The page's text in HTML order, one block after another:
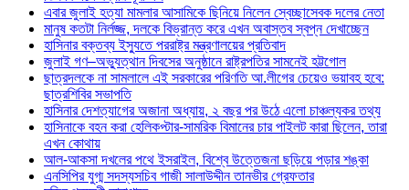
এবার জুলাই হত্যা মামলার আসামিকে ছিনিয়ে নিলেন স্বেচ্ছাসেবক দলের নেতা
মানুষ কতটা নির্লজ্জ, দলকে বিভ্রান্ত করে এখন অবাস্তব স্বপ্ন দেখাচ্ছেন
হাসিনার বক্তব্য ইস্যুতে পররাষ্ট্র মন্ত্রণালয়ের প্রতিবাদ
জুলাই গণ–অভ্যুত্থান দিবসের অনুষ্ঠানে রাষ্ট্রপতির সামনেই হট্টগোল
ছাত্রদলকে না সামলালে এই সরকারের পরিণতি আ.লীগের চেয়েও ভয়াবহ হবে:
ছাত্রশিবির সভাপতি
হাসিনার দেশত্যাগের অজানা অধ্যায়, ২ বছর পর উঠে এলো চাঞ্চল্যকর তথ্য
হাসিনাকে বহন করা হেলিকপ্টার-সামরিক বিমানের চার পাইলট কারা ছিলেন, তারা
এখন কোথায়
আল-আকসা দখলের পথে ইসরাইল, বিশ্বে উত্তেজনা ছড়িয়ে পড়ার শঙ্কা
এনসিপির যুগ্ম সদস্যসচিব গাজী সালাউদ্দীন তানভীর গ্রেফতার